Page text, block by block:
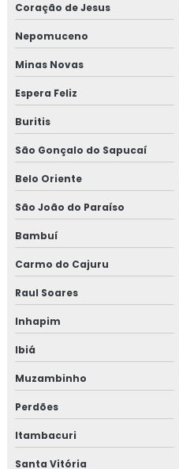
Inspeção de pintura
Inspeção de pintura industrial
Coração de Jesus
Nepomuceno
Minas Novas
Espera Feliz
Buritis
São Gonçalo do Sapucaí
Belo Oriente
São João do Paraíso
Bambuí
Carmo do Cajuru
Raul Soares
Inhapim
Ibiá
Muzambinho
Perdões
Itambacuri
Santa Vitória